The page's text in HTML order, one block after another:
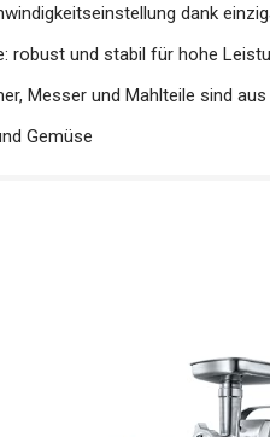
dank
robust und stabil für hohe
Messer und Mahlteile sind
Gemüse